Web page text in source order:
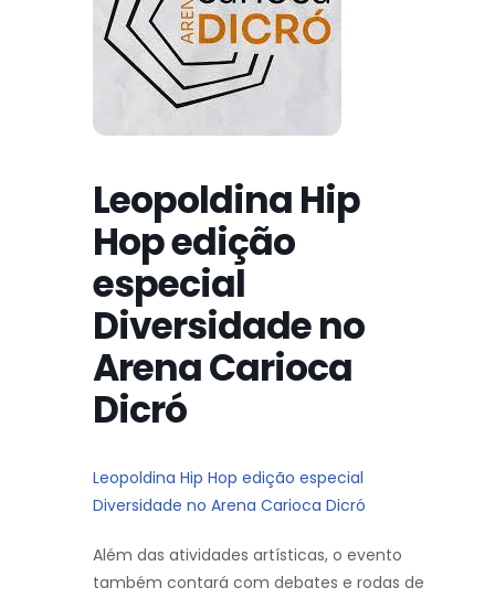
Leopoldina Hip
Hop edição
especial
Diversidade no
Arena Carioca
Dicró
Leopoldina Hip Hop edição especial
Diversidade no Arena Carioca Dicró
Além das atividades artísticas, o evento
também contará com debates e rodas de